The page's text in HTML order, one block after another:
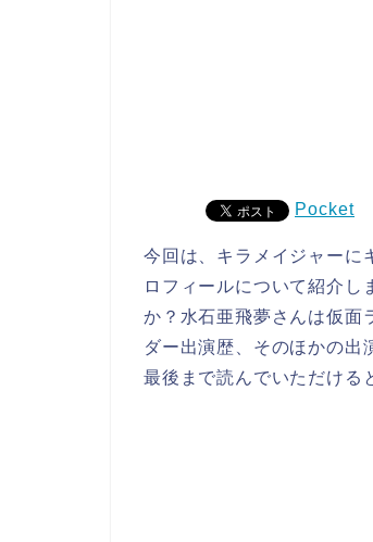
Pocket
今回は、キラメイジャーに
ロフィールについて紹介し
か？水石亜飛夢さんは仮面
ダー出演歴、そのほかの出
最後まで読んでいただける